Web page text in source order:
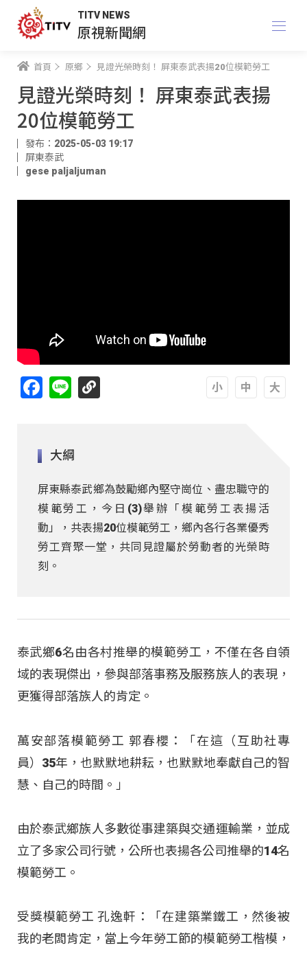
TITV NEWS
原視新聞網
首頁 原鄉 見證光榮時刻！ 屏東泰武表揚20位模範勞工
見證光榮時刻！ 屏東泰武表揚
20位模範勞工
發布：2025-05-03 19:17
屏東泰武
gese paljaljuman
Facebook
Line
大綱
屏東縣泰武鄉為鼓勵鄉內堅守崗位、盡忠職守的
模範勞工，今日(3)舉辦「模範勞工表揚活
動」，共表揚20位模範勞工，鄉內各行各業優秀
勞工齊聚一堂，共同見證屬於勞動者的光榮時
刻。
泰武鄉6名由各村推舉的模範勞工，不僅在各自領
域的表現傑出，參與部落事務及服務族人的表現，
更獲得部落族人的肯定。
萬安部落模範勞工 郭春櫻：「在這（互助社專
員）35年，也默默地耕耘，也默默地奉獻自己的智
慧、自己的時間。」
由於泰武鄉族人多數從事建築與交通運輸業，並成
立了多家公司行號，公所也表揚各公司推舉的14名
模範勞工。
受獎模範勞工 孔逸軒：「在建築業鐵工，然後被
我的老闆肯定，當上今年勞工節的模範勞工楷模，